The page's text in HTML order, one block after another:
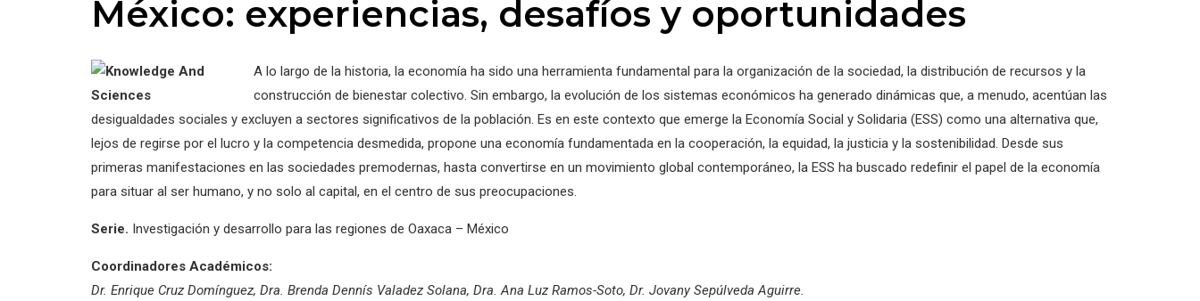
México: experiencias, desafíos y oportunidades
A lo largo de la historia, la economía ha sido una herramienta fundamental para la organización de la sociedad, la distribución de recursos y la
construcción de bienestar colectivo. Sin embargo, la evolución de los sistemas económicos ha generado dinámicas que, a menudo, acentúan las
desigualdades sociales y excluyen a sectores significativos de la población. Es en este contexto que emerge la Economía Social y Solidaria (ESS) como una alternativa que,
lejos de regirse por el lucro y la competencia desmedida, propone una economía fundamentada en la cooperación, la equidad, la justicia y la sostenibilidad. Desde sus
primeras manifestaciones en las sociedades premodernas, hasta convertirse en un movimiento global contemporáneo, la ESS ha buscado redefinir el papel de la economía
para situar al ser humano, y no solo al capital, en el centro de sus preocupaciones.
Serie. Investigación y desarrollo para las regiones de Oaxaca – México
Coordinadores Académicos:
Dr. Enrique Cruz Domínguez, Dra. Brenda Dennís Valadez Solana, Dra. Ana Luz Ramos-Soto, Dr. Jovany Sepúlveda Aguirre.